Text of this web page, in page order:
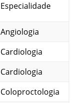
Especialidade
Angiologia
Cardiologia
Cardiologia
Coloproctologia